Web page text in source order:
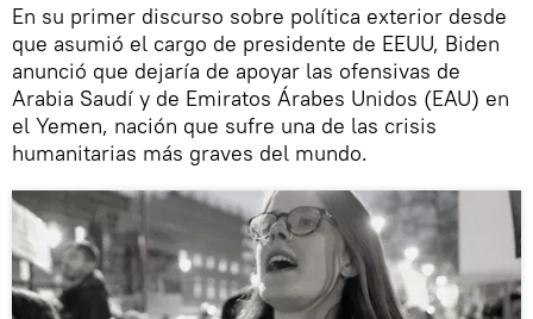
En su primer discurso sobre política exterior desde
que asumió el cargo de presidente de EEUU, Biden
anunció que dejaría de apoyar las ofensivas de
Arabia Saudí y de Emiratos Árabes Unidos (EAU) en
el Yemen, nación que sufre una de las crisis
humanitarias más graves del mundo.